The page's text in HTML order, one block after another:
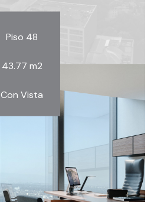
Piso 48
43.77 m2
Con Vista